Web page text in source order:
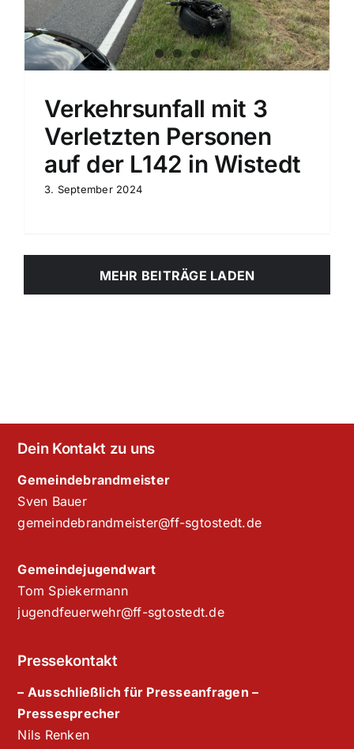
Verkehrsunfall mit 3
Verletzten Personen
auf der L142 in Wistedt
3. September 2024
MEHR BEITRÄGE LADEN
Dein Kontakt zu uns
Gemeindebrandmeister
Sven Bauer
gemeindebrandmeister@ff-sgtostedt.de
Gemeindejugendwart
Tom Spiekermann
jugendfeuerwehr@ff-sgtostedt.de
Pressekontakt
– Ausschließlich für Presseanfragen –
Pressesprecher
Nils Renken